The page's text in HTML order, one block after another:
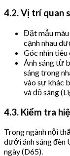
4.2. Vị trí quan
Đặt mẫu màu
cạnh nhau
Góc nhìn
Ánh sáng từ
sáng trong
vào sự khác
và độ sáng
4.3. Kiểm tra
Trong ngành nội
dưới ánh sáng đèn
ngày (D65).